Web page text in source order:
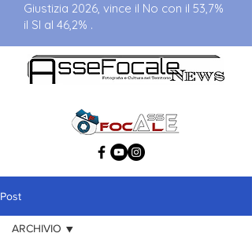
Giustizia 2026, vince il No con il 53,7%
il SI al 46,2% .
Post
ARCHIVIO